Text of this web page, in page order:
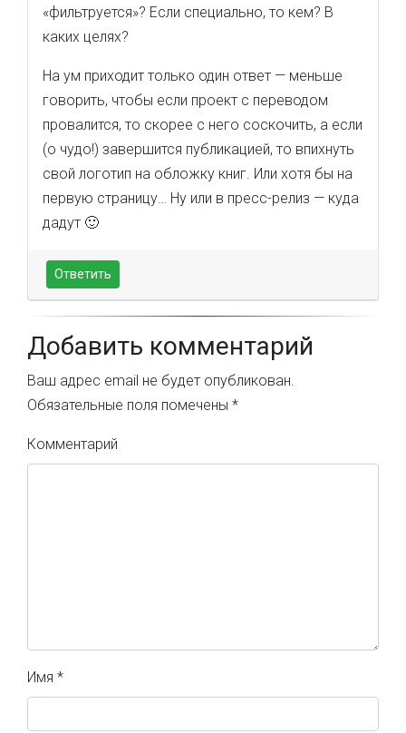
«фильтруется»? Если специально, то кем? В
каких целях?
На ум приходит только один ответ — меньше
говорить, чтобы если проект с переводом
провалится, то скорее с него соскочить, а если
(о чудо!) завершится публикацией, то впихнуть
свой логотип на обложку книг. Или хотя бы на
первую страницу… Ну или в пресс-релиз — куда
дадут 🙂
Ответить
Добавить комментарий
Ваш адрес email не будет опубликован.
Обязательные поля помечены *
Комментарий
Имя *